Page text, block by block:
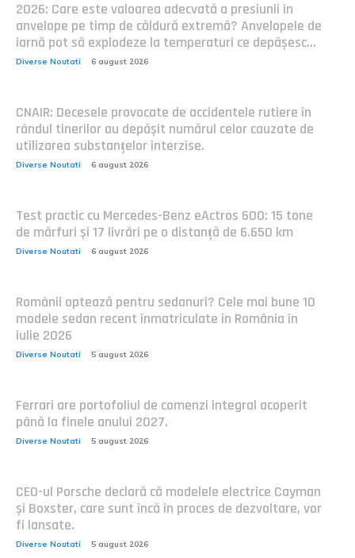
2026: Care este valoarea adecvată a presiunii în
anvelope pe timp de căldură extremă? Anvelopele de
iarnă pot să explodeze la temperaturi ce depășesc...
Diverse Noutati 6 august 2026
CNAIR: Decesele provocate de accidentele rutiere în
rândul tinerilor au depășit numărul celor cauzate de
utilizarea substanțelor interzise.
Diverse Noutati 6 august 2026
Test practic cu Mercedes-Benz eActros 600: 15 tone
de mărfuri și 17 livrări pe o distanță de 6.650 km
Diverse Noutati 6 august 2026
Românii optează pentru sedanuri? Cele mai bune 10
modele sedan recent înmatriculate în România în
iulie 2026
Diverse Noutati 5 august 2026
Ferrari are portofoliul de comenzi integral acoperit
până la finele anului 2027.
Diverse Noutati 5 august 2026
CEO-ul Porsche declară că modelele electrice Cayman
și Boxster, care sunt încă în proces de dezvoltare, vor
fi lansate.
Diverse Noutati 5 august 2026